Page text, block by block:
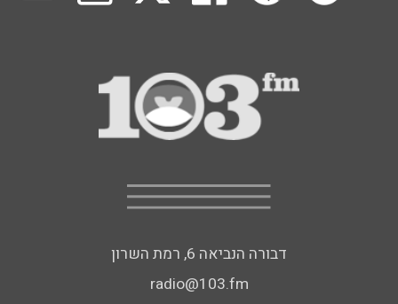
דבורה הנביאה 6, רמת השרון
radio@103.fm